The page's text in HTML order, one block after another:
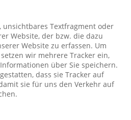
unsichtbares Textfragment oder
Website, der bzw. die dazu
Website zu erfassen. Um
wir mehrere Tracker ein,
über Sie speichern.
dass sie Tracker auf
sie für uns den Verkehr auf